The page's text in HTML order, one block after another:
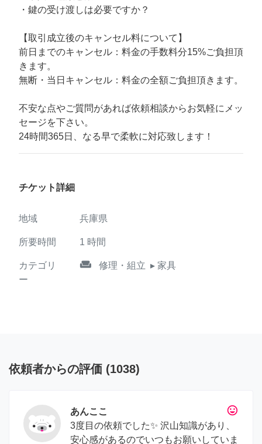
・鍵の受け渡しは必要ですか？
【取引成立後のキャンセル料について】
前日までのキャンセル：料金の手数料分15%ご負担頂
きます。
無断・当日キャンセル：料金の全額ご負担頂きます。
不安な点やご質問があれば依頼相談からお気軽にメッ
セージを下さい。
24時間365日、なる早で柔軟に対応致します！
チケット詳細
地域 兵庫県
所要時間 1 時間
カテゴリ
ー
weekend 修理・組立 ▸ 家具
依頼者からの評価 (1038)
tag_faces
あんここ
3度目の依頼でした✨ 沢山知識があり、
安心感があるのでいつもお願いしていま